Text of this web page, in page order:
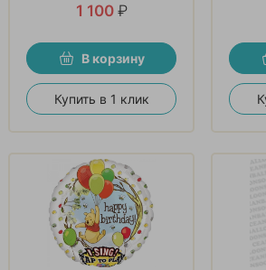
1 100 ₽
В корзину
Купить в 1 клик